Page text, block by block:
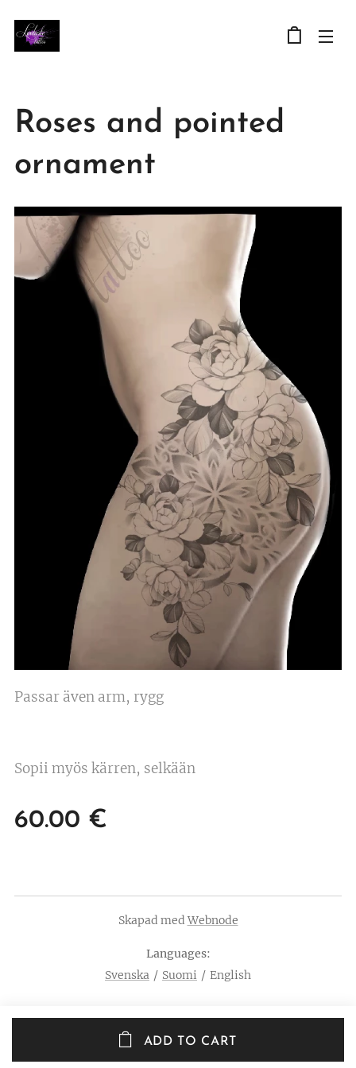
Roses and pointed
ornament
Passar även arm, rygg
Sopii myös kärren, selkään
60.00 €
ADD TO CART
Skapad medWebnode
Languages
Svenska
Suomi English